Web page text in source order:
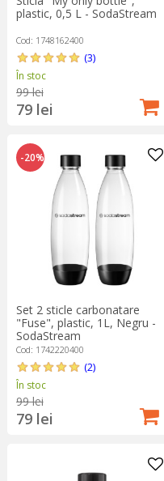
plastic, 0,5 L - SodaStream
Cod: 1748162400
(3)
În stoc
99 lei
79 lei
-20%
Set 2 sticle carbonatare
"Fuse", plastic, 1L, Negru -
SodaStream
Cod: 1742220400
(2)
În stoc
99 lei
79 lei